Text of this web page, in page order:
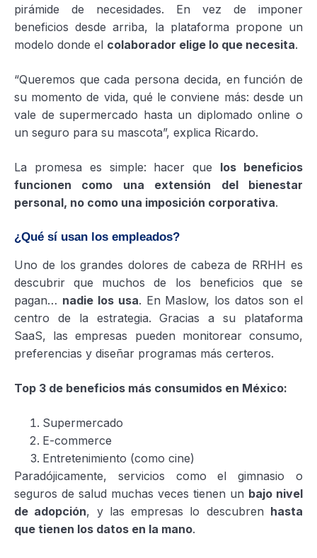
pirámide de necesidades. En vez de imponer
beneficios desde arriba, la plataforma propone un
modelo donde el colaborador elige lo que necesita.
“Queremos que cada persona decida, en función de
su momento de vida, qué le conviene más: desde un
vale de supermercado hasta un diplomado online o
un seguro para su mascota”, explica Ricardo.
La promesa es simple: hacer que los beneficios
funcionen como una extensión del bienestar
personal, no como una imposición corporativa.
¿Qué sí usan los empleados?
Uno de los grandes dolores de cabeza de RRHH es
descubrir que muchos de los beneficios que se
pagan… nadie los usa. En Maslow, los datos son el
centro de la estrategia. Gracias a su plataforma
SaaS, las empresas pueden monitorear consumo,
preferencias y diseñar programas más certeros.
Top 3 de beneficios más consumidos en México:
Supermercado
E-commerce
Entretenimiento (como cine)
Paradójicamente, servicios como el gimnasio o
seguros de salud muchas veces tienen un bajo nivel
de adopción, y las empresas lo descubren hasta
que tienen los datos en la mano.